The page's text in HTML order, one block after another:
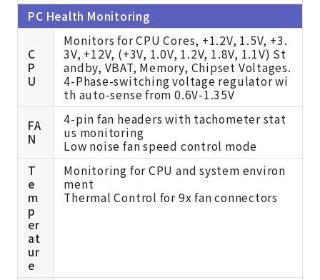
PC Health Monitoring
C
P
U
Monitors for CPU Cores, +1.2V, 1.5V, +3.
3V, +12V, (+3V, 1.0V, 1.2V, 1.8V, 1.1V) St
andby, VBAT, Memory, Chipset Voltages.
4-Phase-switching voltage regulator wi
th auto-sense from 0.6V-1.35V
FA
N
4-pin fan headers with tachometer stat
us monitoring
Low noise fan speed control mode
T
e
m
p
er
at
ur
e
Monitoring for CPU and system environ
ment
Thermal Control for 9x fan connectors